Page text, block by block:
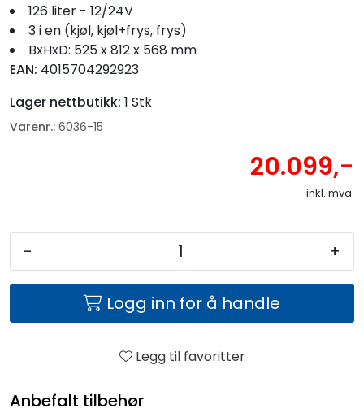
126 liter - 12/24V
3 i en (kjøl, kjøl+frys, frys)
BxHxD: 525 x 812 x 568 mm
EAN: 4015704292923
Lager nettbutikk: 1 Stk
Varenr.: 6036-15
20.099,-
inkl. mva.
- +
Logg inn for å handle
Legg til favoritter
Anbefalt tilbehør